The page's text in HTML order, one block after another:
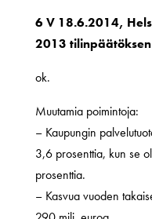
6 V 18.6.2014,
2013
ok.
Muutamia poimintoja:
– Kaupungin
3,6 prosenttia, kun se
prosenttia.
– Kasvua vuoden